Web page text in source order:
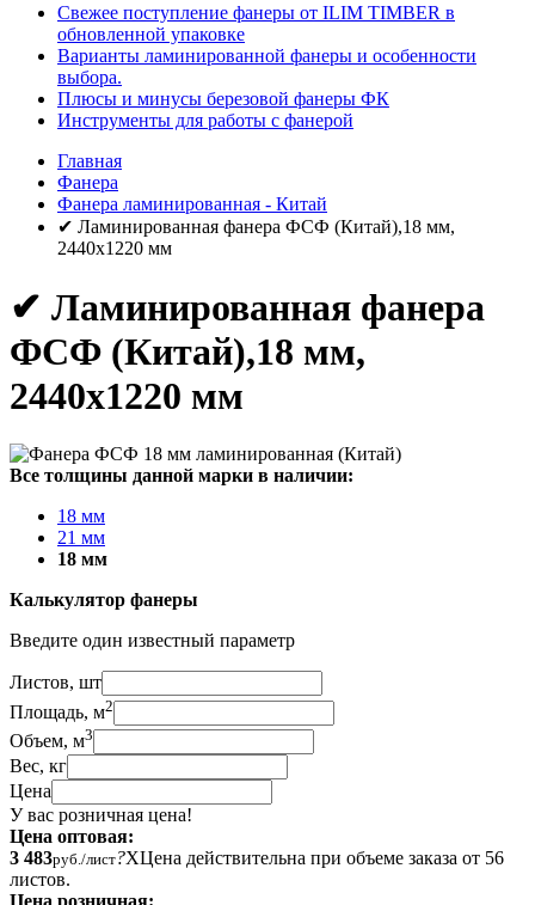
Свежее поступление фанеры от ILIM TIMBER в
обновленной упаковке
Варианты ламинированной фанеры и особенности
выбора.
Плюсы и минусы березовой фанеры ФК
Инструменты для работы с фанерой
Главная
Фанера
Фанера ламинированная - Китай
✔ Ламинированная фанера ФСФ (Китай),18 мм,
2440x1220 мм
✔ Ламинированная фанера
ФСФ (Китай),18 мм,
2440x1220 мм
Все толщины данной марки в наличии:
18 мм
21 мм
18 мм
Калькулятор фанеры
Введите один известный параметр
Листов, шт
Площадь, м2
Объем, м3
Вес, кг
Цена
У вас розничная цена!
Цена оптовая:
3 483руб./лист?XЦена действительна при объеме заказа от 56
листов.